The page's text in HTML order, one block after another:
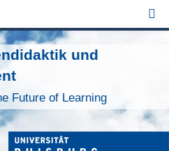
Navigation
und
Future of Learning